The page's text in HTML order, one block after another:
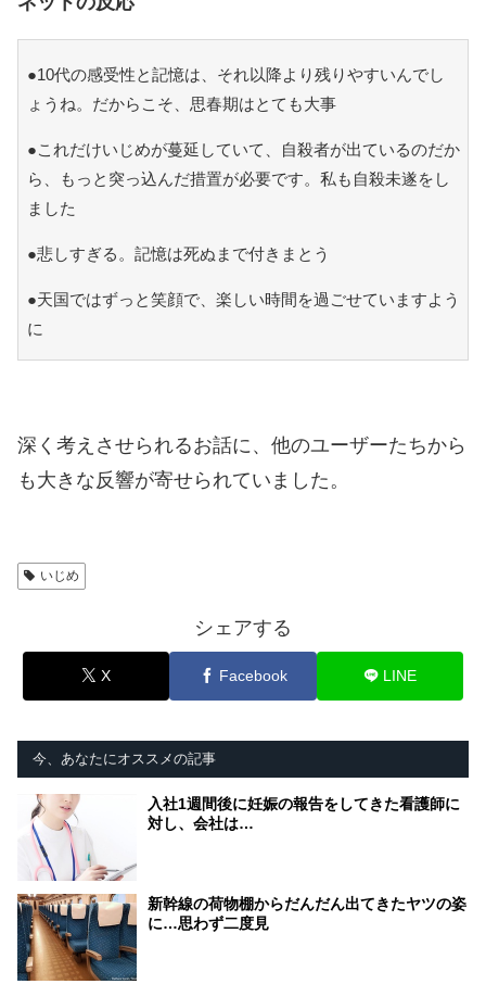
●10代の感受性と記憶は、それ以降より残りやすいんでし
ょうね。だからこそ、思春期はとても大事
●これだけいじめが蔓延していて、自殺者が出ているのだか
ら、もっと突っ込んだ措置が必要です。私も自殺未遂をし
ました
●悲しすぎる。記憶は死ぬまで付きまとう
●天国ではずっと笑顔で、楽しい時間を過ごせていますよう
に
深く考えさせられるお話に、他のユーザーたちから
も大きな反響が寄せられていました。
いじめ
シェアする
X Facebook LINE
今、あなたにオススメの記事
入社1週間後に妊娠の報告をしてきた看護師に
対し、会社は…
新幹線の荷物棚からだんだん出てきたヤツの姿
に…思わず二度見